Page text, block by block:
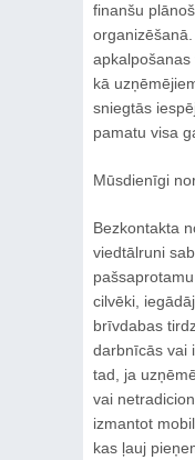
finanšu
apkalpošanas
kā
sniegtās
pamatu visa
Mūsdienīgi
Bezkontakta
viedtālruni
cilvēki,
brīvdabas
darbnīcās vai
tad, ja
vai
izmantot
kas ļauj